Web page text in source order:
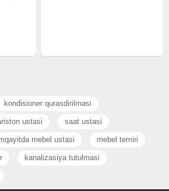
kondisioner qurasdirilmasi
ustasi saat ustasi
mebel ustasi mebel temiri
kanalizasiya tutulmasi